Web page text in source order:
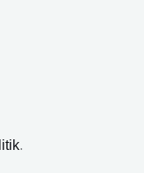
.